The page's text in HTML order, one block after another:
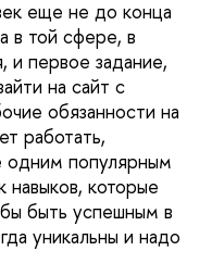
еще не до конца
в той сфере, в
и первое задание,
на сайт с
обязанности на
работать,
одним популярным
навыков, которые
быть успешным в
уникальны и надо